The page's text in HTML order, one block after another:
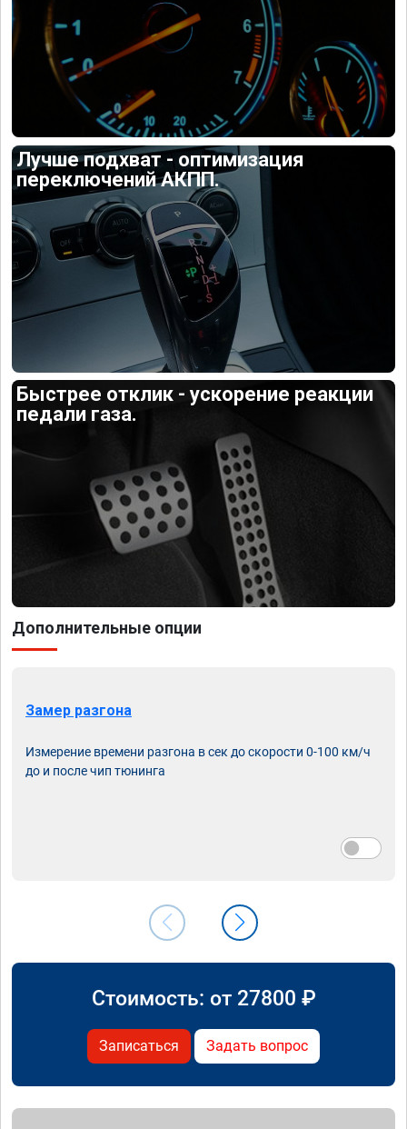
Лучше подхват - оптимизация
переключений АКПП.
Быстрее отклик - ускорение реакции
педали газа.
Дополнительные опции
Замер разгона
Измерение времени разгона в сек до скорости 0-100 км/ч
до и после чип тюнинга
Стоимость: от 27800 ₽
Записаться Задать вопрос